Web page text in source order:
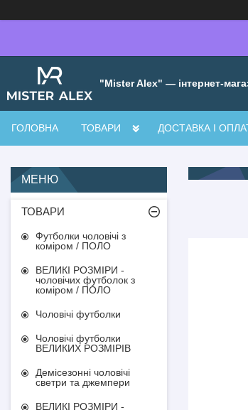
"Mister Alex" — інтернет-
ГОЛОВНА ТОВАРИ ДОСТАВКА І
ТОВАРИ
Футболки чоловічі з
коміром / ПОЛО
ВЕЛИКІ РОЗМІРИ -
чоловічих футболок з
коміром / ПОЛО
Чоловічі футболки
Чоловічі футболки
ВЕЛИКИХ РОЗМІРІВ
Демісезонні чоловічі
светри та джемпери
ВЕЛИКІ РОЗМІРИ -